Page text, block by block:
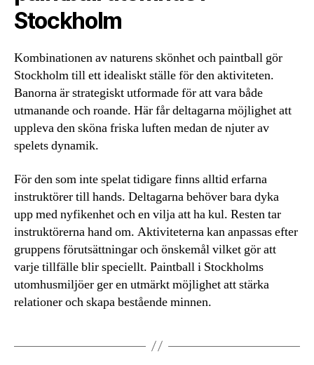
Stockholm
Kombinationen av naturens skönhet och paintball gör
Stockholm till ett idealiskt ställe för den aktiviteten.
Banorna är strategiskt utformade för att vara både
utmanande och roande. Här får deltagarna möjlighet att
uppleva den sköna friska luften medan de njuter av
spelets dynamik.
För den som inte spelat tidigare finns alltid erfarna
instruktörer till hands. Deltagarna behöver bara dyka
upp med nyfikenhet och en vilja att ha kul. Resten tar
instruktörerna hand om. Aktiviteterna kan anpassas efter
gruppens förutsättningar och önskemål vilket gör att
varje tillfälle blir speciellt. Paintball i Stockholms
utomhusmiljöer ger en utmärkt möjlighet att stärka
relationer och skapa bestående minnen.